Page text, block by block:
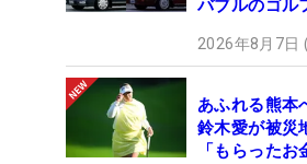
バブルのゴル
2026年8月7日
あふれる熊本
鈴木愛が被災
「もらったお